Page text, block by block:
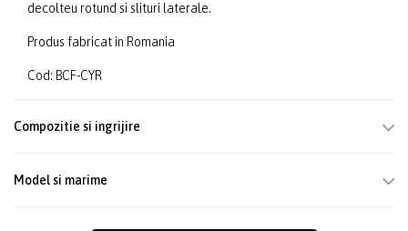
decolteu rotund si slituri laterale.
Produs fabricat in Romania
Cod: BCF-CYR
Compozitie si ingrijire
Model si marime